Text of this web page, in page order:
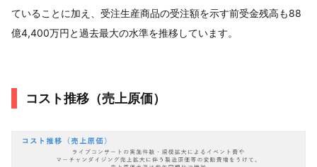
ていることに加え、受注生産商品の受注額を示す前受金残高も88
億4,400万円と過去最大の水準を推移しています。
コスト推移（売上原価）